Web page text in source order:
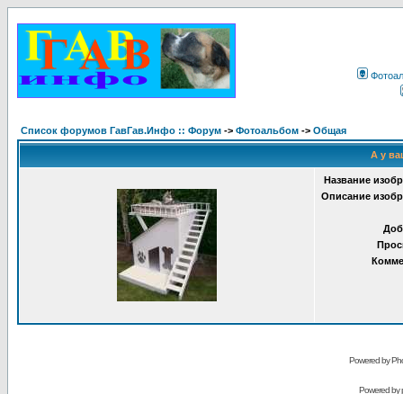
Список форумов ГавГав.Инфо :: Форум -> Фотоальбом -> Общая
А у
Название
Описание
Powered by
Powered by